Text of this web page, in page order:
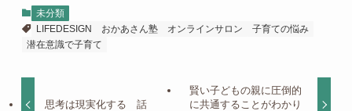
未分類
LIFEDESIGN
おかあさん塾 オンラインサロン
子育ての悩み
潜在意識で子育て
思考は現実化する 話
賢い子どもの親に圧倒的
に共通することがわかり